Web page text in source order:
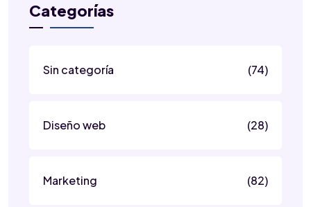
Categorías
Sin categoría (74)
Diseño web (28)
Marketing (82)